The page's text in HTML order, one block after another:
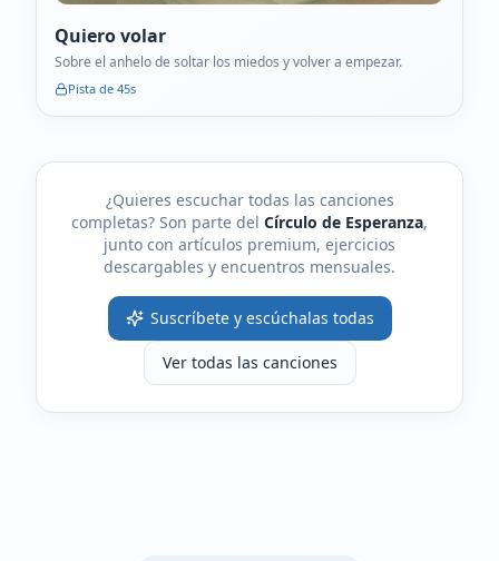
Quiero volar
Sobre el anhelo de soltar los miedos y volver a empezar.
Pista de 45s
¿Quieres escuchar todas las canciones
completas? Son parte del Círculo de Esperanza,
junto con artículos premium, ejercicios
descargables y encuentros mensuales.
Suscríbete y escúchalas todas
Ver todas las canciones